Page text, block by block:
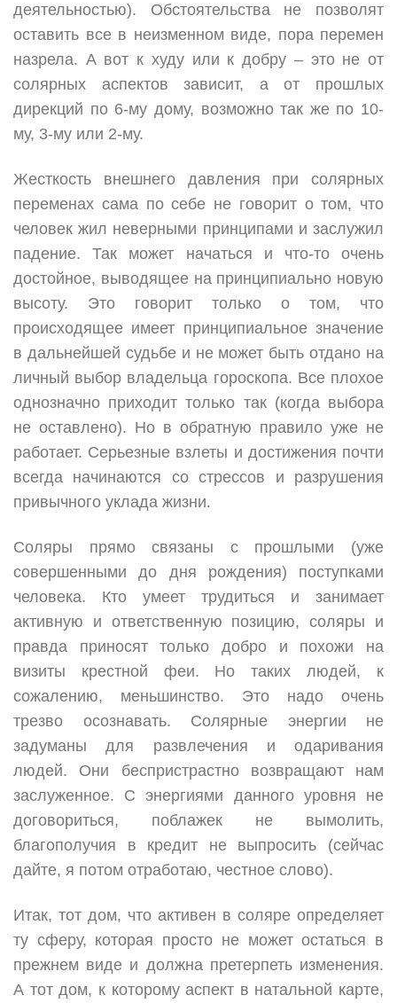
деятельностью). Обстоятельства не позволят
оставить все в неизменном виде, пора перемен
назрела. А вот к худу или к добру – это не от
солярных аспектов зависит, а от прошлых
дирекций по 6-му дому, возможно так же по 10-
му, 3-му или 2-му.
Жесткость внешнего давления при солярных
переменах сама по себе не говорит о том, что
человек жил неверными принципами и заслужил
падение. Так может начаться и что-то очень
достойное, выводящее на принципиально новую
высоту. Это говорит только о том, что
происходящее имеет принципиальное значение
в дальнейшей судьбе и не может быть отдано на
личный выбор владельца гороскопа. Все плохое
однозначно приходит только так (когда выбора
не оставлено). Но в обратную правило уже не
работает. Серьезные взлеты и достижения почти
всегда начинаются со стрессов и разрушения
привычного уклада жизни.
Соляры прямо связаны с прошлыми (уже
совершенными до дня рождения) поступками
человека. Кто умеет трудиться и занимает
активную и ответственную позицию, соляры и
правда приносят только добро и похожи на
визиты крестной феи. Но таких людей, к
сожалению, меньшинство. Это надо очень
трезво осознавать. Солярные энергии не
задуманы для развлечения и одаривания
людей. Они беспристрастно возвращают нам
заслуженное. С энергиями данного уровня не
договориться, поблажек не вымолить,
благополучия в кредит не выпросить (сейчас
дайте, я потом отработаю, честное слово).
Итак, тот дом, что активен в соляре определяет
ту сферу, которая просто не может остаться в
прежнем виде и должна претерпеть изменения.
А тот дом, к которому аспект в натальной карте,